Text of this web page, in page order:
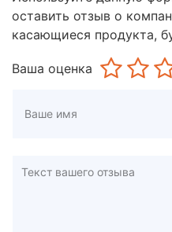
оставить отзыв о
касающиеся продукта,
Ваша оценка